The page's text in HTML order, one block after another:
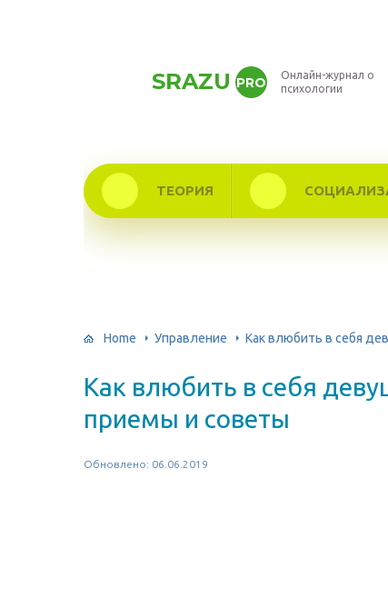
SRAZU PRO
Онлайн-журнал о
психологии
ТЕОРИЯ
Home Управление Как влюбить в себя
Как влюбить в себя
приемы и советы
Обновлено: 06.06.2019